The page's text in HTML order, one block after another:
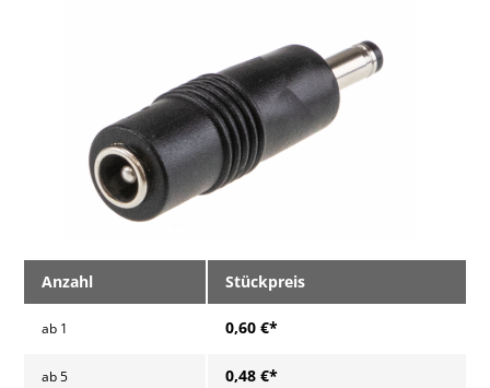
Anzahl Stückpreis
ab 1 0,60 €*
ab5 0,48 €*